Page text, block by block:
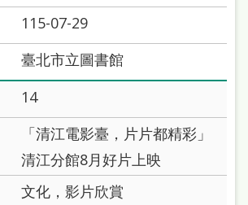
115-07-29
臺北市立圖書館
14
「清江電影臺，片片都精彩」
清江分館8月好片上映
文化，影片欣賞